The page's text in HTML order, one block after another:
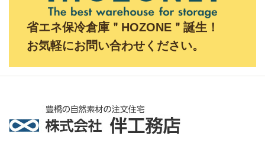
省エネ保冷倉庫＂HOZONE＂誕生！
お気軽にお問い合わせください。